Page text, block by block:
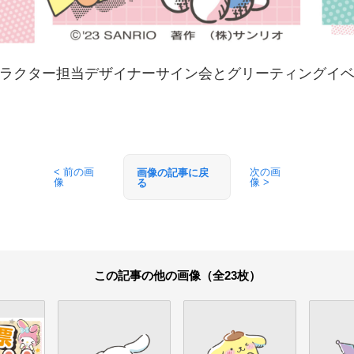
クター担当デザイナーサイン会とグリーティングイ
< 前の画
像
画像の記事に戻
る
次の画
像 >
この記事の他の画像（全23枚）